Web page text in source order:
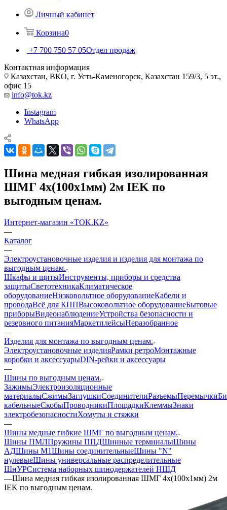
Личный кабинет
Корзина0
+7 700 750 57 05Отдел продаж
Контактная информация
Казахстан, ВКО, г. Усть-Каменогорск, Казахстан 159/3, 5 эт.,
офис 15
info@tok.kz
Instagram
WhatsApp
Шина медная гибкая изолированная
ШМГ 4x(100x1мм) 2м IEK по
выгодным ценам.
Интернет-магазин «TOK.KZ»
—
Каталог
—
Электроустановочные изделия и изделия для монтажа по
выгодным ценам.
Шкафы и щитыИнструменты, приборы и средства
защитыСветотехникаКлиматическое
оборудованиеНизковольтное оборудованиеКабели и
проводаВсё для КППВысоковольтное оборудованиеБытовые
приборыВидеонаблюдениеУстройства безопасности и
резервного питанияМаркетплейсыНеразобранное
—
Изделия для монтажа по выгодным ценам.
Электроустановочные изделияРамки ретроМонтажные
коробки и аксессуарыDIN-рейки и аксессуары
—
Шины по выгодным ценам.
ЗажимыЭлектроизоляционные
материалыСжимыЗаглушкиСоединителиРазъемыПеремычки
кабельныеСкобыПроводникиПлощадкиКлеммыЗнаки
электробезопасностиХомуты и стяжки
—
Шины медные гибкие ШМГ по выгодным ценам.
Шины ПМЛПружины ППДШинные терминалыШины
АДШины М1Шины соединительныеШины "N"
нулевыеШины универсальные распределительные
ШнУРСистема наборных шинодержателей НШД
—Шина медная гибкая изолированная ШМГ 4x(100x1мм) 2м
IEK по выгодным ценам.